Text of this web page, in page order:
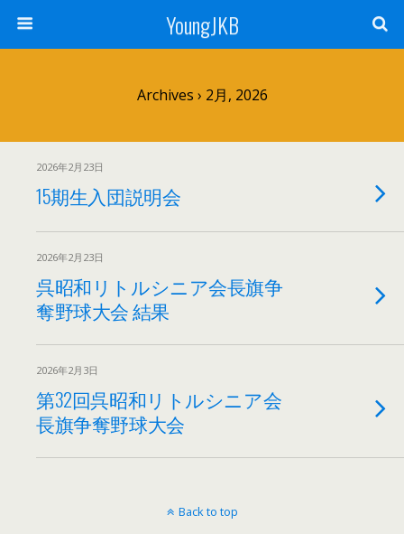
YoungJKB
Archives › 2月, 2026
2026年2月23日
15期生入団説明会
2026年2月23日
呉昭和リトルシニア会長旗争
奪野球大会 結果
2026年2月3日
第32回呉昭和リトルシニア会
長旗争奪野球大会
Back to top